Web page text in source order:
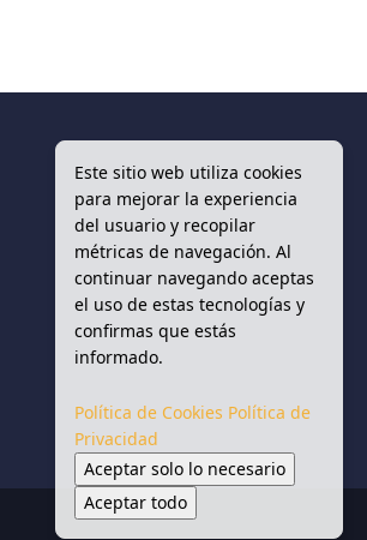
Este sitio web utiliza cookies
para mejorar la experiencia
del usuario y recopilar
métricas de navegación. Al
continuar navegando aceptas
el uso de estas tecnologías y
confirmas que estás
informado.
Política de Cookies Política de
Privacidad
Aceptar solo lo necesario
Aceptar todo